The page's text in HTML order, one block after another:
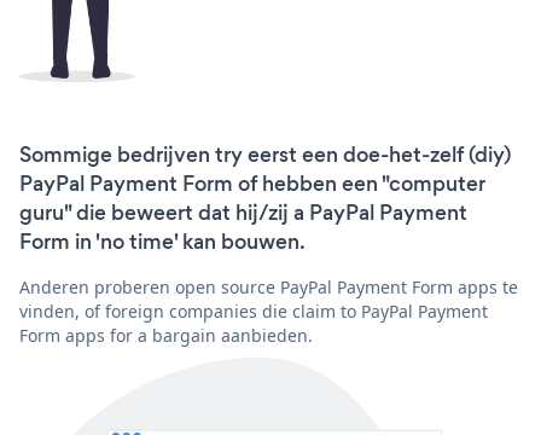
Sommige bedrijven try eerst een doe-het-zelf (diy)
PayPal Payment Form of hebben een "computer
guru" die beweert dat hij/zij a PayPal Payment
Form in 'no time' kan bouwen.
Anderen proberen open source PayPal Payment Form apps te
vinden, of foreign companies die claim to PayPal Payment
Form apps for a bargain aanbieden.